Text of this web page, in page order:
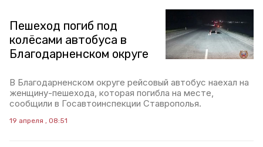
Пешеход погиб под
колёсами автобуса в
Благодарненском округе
В Благодарненском округе рейсовый автобус наехал на
женщину-пешехода, которая погибла на месте,
сообщили в Госавтоинспекции Ставрополья.
19 апреля , 08:51